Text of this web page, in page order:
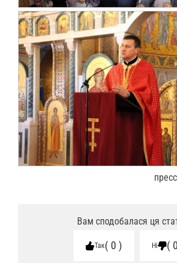
Вам сподобалася ця
Так 0 Ні 0